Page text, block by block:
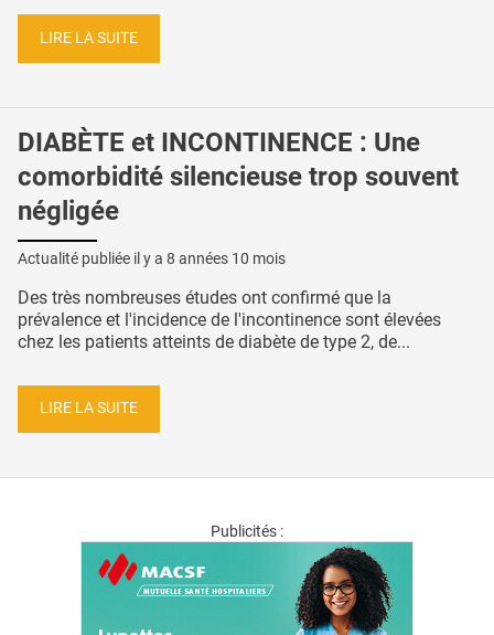
LIRE LA SUITE
DIABÈTE et INCONTINENCE : Une
comorbidité silencieuse trop souvent
négligée
Actualité publiée il y a 8 années 10 mois
Des très nombreuses études ont confirmé que la
prévalence et l'incidence de l'incontinence sont élevées
chez les patients atteints de diabète de type 2, de...
LIRE LA SUITE
Publicités :